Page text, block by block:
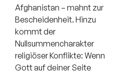
Afghanistan – mahnt zur
Bescheidenheit. Hinzu
kommt der
Nullsummencharakter
religiöser Konflikte: Wenn
Gott auf deiner Seite